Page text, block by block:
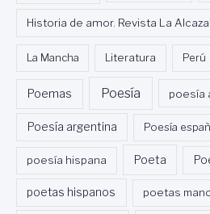
Historia de amor. Revista La
La Mancha Literatura Perú
Poemas Poesía poesía
Poesía argentina Poesía
poesía hispana Poeta
poetas hispanos poetas